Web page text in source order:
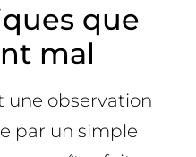
que
mal
une observation
par un simple